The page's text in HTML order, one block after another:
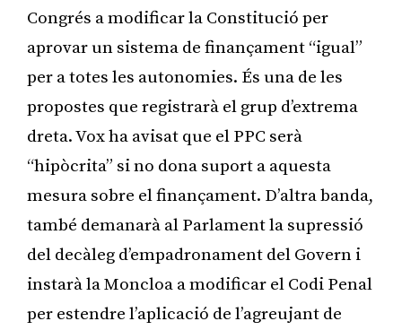
Congrés a modificar la Constitució per
aprovar un sistema de finançament “igual”
per a totes les autonomies. És una de les
propostes que registrarà el grup d’extrema
dreta. Vox ha avisat que el PPC serà
“hipòcrita” si no dona suport a aquesta
mesura sobre el finançament. D’altra banda,
també demanarà al Parlament la supressió
del decàleg d’empadronament del Govern i
instarà la Moncloa a modificar el Codi Penal
per estendre l’aplicació de l’agreujant de